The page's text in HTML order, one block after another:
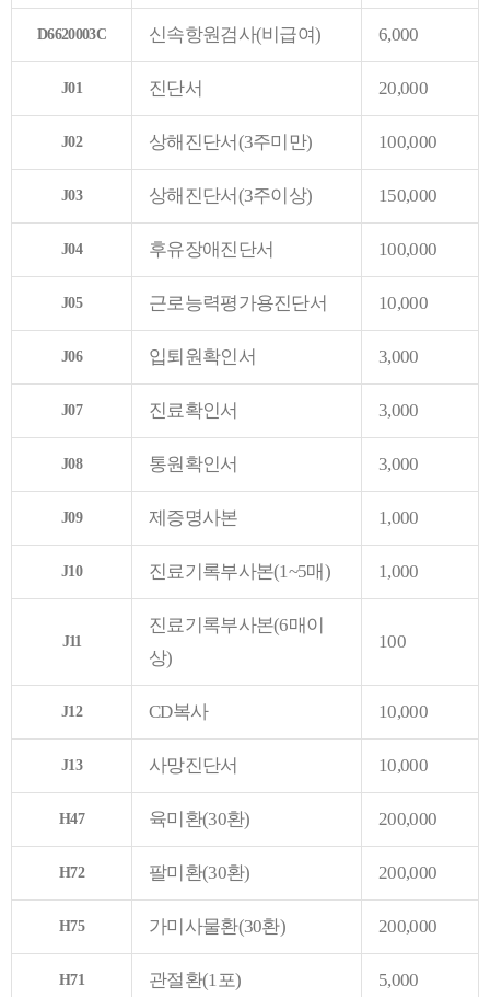
D6620003C 신속항원검사(비급여) 6,000
J01 진단서 20,000
J02 상해진단서(3주미만) 100,000
J03 상해진단서(3주이상) 150,000
J04 후유장애진단서 100,000
J05 근로능력평가용진단서 10,000
J06 입퇴원확인서 3,000
J07 진료확인서 3,000
J08 통원확인서 3,000
J09 제증명사본 1,000
J10 진료기록부사본(1~5매) 1,000
J11
진료기록부사본(6매이
상)
100
J12 CD복사 10,000
J13 사망진단서 10,000
H47 육미환(30환) 200,000
H72 팔미환(30환) 200,000
H75 가미사물환(30환) 200,000
H71 관절환(1포) 5,000